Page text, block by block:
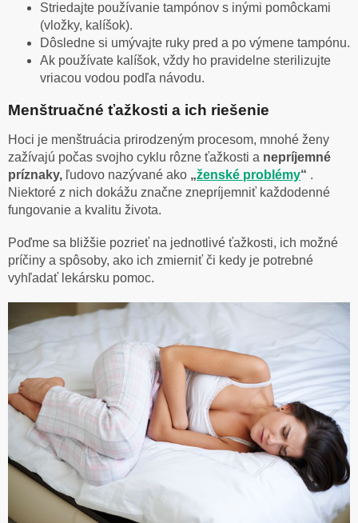
Striedajte používanie tampónov s inými pomôckami
(vložky, kalíšok).
Dôsledne si umývajte ruky pred a po výmene tampónu.
Ak používate kalíšok, vždy ho pravidelne sterilizujte
vriacou vodou podľa návodu.
Menštruačné ťažkosti a ich riešenie
Hoci je menštruácia prirodzeným procesom, mnohé ženy
zažívajú počas svojho cyklu rôzne ťažkosti a nepríjemné
príznaky, ľudovo nazývané ako „ženské problémy“ .
Niektoré z nich dokážu značne znepríjemniť každodenné
fungovanie a kvalitu života.
Poďme sa bližšie pozrieť na jednotlivé ťažkosti, ich možné
príčiny a spôsoby, ako ich zmierniť či kedy je potrebné
vyhľadať lekársku pomoc.